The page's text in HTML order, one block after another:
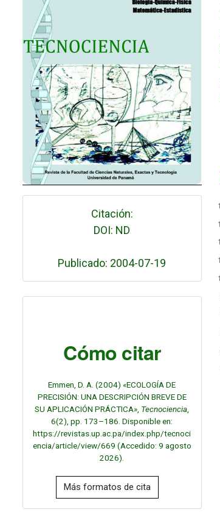
Citación:
DOI: ND
Publicado: 2004-07-19
Cómo citar
Emmen, D. A. (2004) «ECOLOGÍA DE
PRECISIÓN: UNA DESCRIPCIÓN BREVE DE
SU APLICACIÓN PRÁCTICA», Tecnociencia,
6(2), pp. 173–186. Disponible en:
https://revistas.up.ac.pa/index.php/tecnoci
encia/article/view/669 (Accedido: 9 agosto
2026).
Más formatos de cita